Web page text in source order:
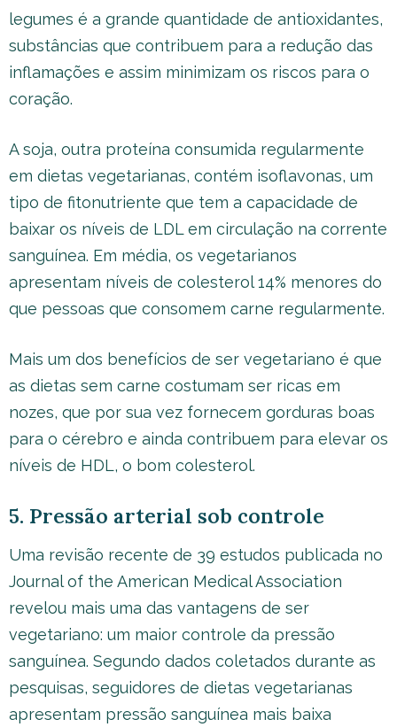
legumes é a grande quantidade de antioxidantes,
substâncias que contribuem para a redução das
inflamações e assim minimizam os riscos para o
coração.
A soja, outra proteína consumida regularmente
em dietas vegetarianas, contém isoflavonas, um
tipo de fitonutriente que tem a capacidade de
baixar os níveis de LDL em circulação na corrente
sanguínea. Em média, os vegetarianos
apresentam níveis de colesterol 14% menores do
que pessoas que consomem carne regularmente.
Mais um dos benefícios de ser vegetariano é que
as dietas sem carne costumam ser ricas em
nozes, que por sua vez fornecem gorduras boas
para o cérebro e ainda contribuem para elevar os
níveis de HDL, o bom colesterol.
5. Pressão arterial sob controle
Uma revisão recente de 39 estudos publicada no
Journal of the American Medical Association
revelou mais uma das vantagens de ser
vegetariano: um maior controle da pressão
sanguínea. Segundo dados coletados durante as
pesquisas, seguidores de dietas vegetarianas
apresentam pressão sanguínea mais baixa